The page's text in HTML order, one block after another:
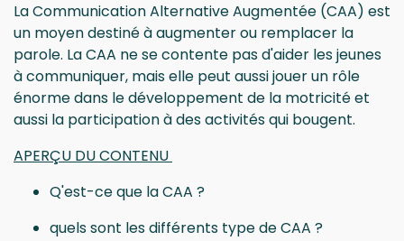
La Communication Alternative Augmentée (CAA) est
un moyen destiné à augmenter ou remplacer la
parole. La CAA ne se contente pas d'aider les jeunes
à communiquer, mais elle peut aussi jouer un rôle
énorme dans le développement de la motricité et
aussi la participation à des activités qui bougent.
APERÇU DU CONTENU
Q'est-ce que la CAA ?
quels sont les différents type de CAA ?